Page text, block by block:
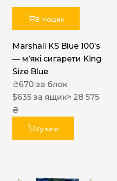
В Кошик
Marshall KS Blue 100’s
— м’які сигарети King
Size Blue
₴670 за блок
$635 за ящик≈ 28 575
₴
Купити